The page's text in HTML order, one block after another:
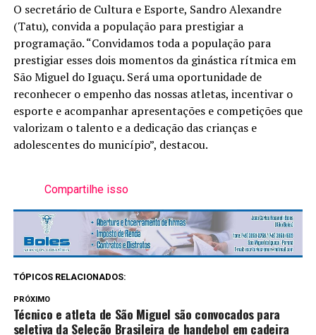
O secretário de Cultura e Esporte, Sandro Alexandre
(Tatu), convida a população para prestigiar a
programação. “Convidamos toda a população para
prestigiar esses dois momentos da ginástica rítmica em
São Miguel do Iguaçu. Será uma oportunidade de
reconhecer o empenho das nossas atletas, incentivar o
esporte e acompanhar apresentações e competições que
valorizam o talento e a dedicação das crianças e
adolescentes do município”, destacou.
Compartilhe isso
TÓPICOS RELACIONADOS:
PRÓXIMO
Técnico e atleta de São Miguel são convocados para
seletiva da Seleção Brasileira de handebol em cadeira